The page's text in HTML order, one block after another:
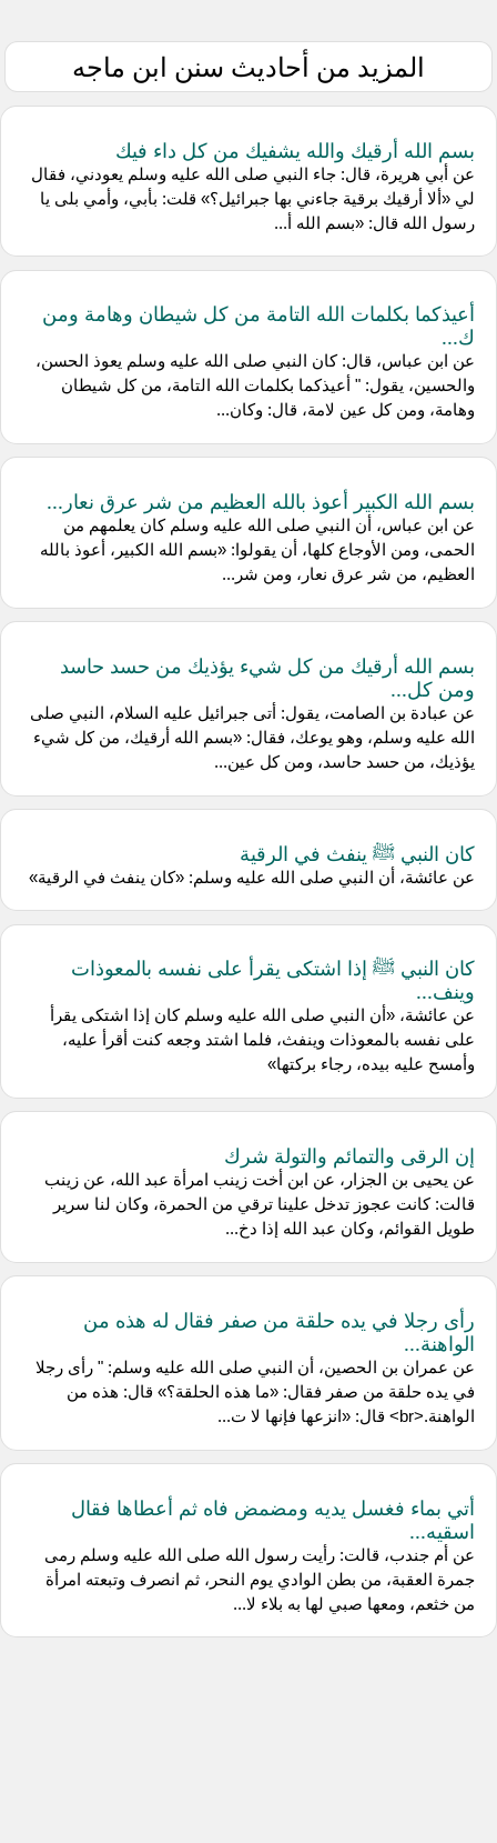
المزيد من أحاديث سنن ابن ماجه
بسم الله أرقيك والله يشفيك من كل داء فيك
عن أبي هريرة، قال: جاء النبي صلى الله عليه وسلم يعودني، فقال
لي «ألا أرقيك برقية جاءني بها جبرائيل؟» قلت: بأبي، وأمي بلى يا
رسول الله قال: «بسم الله أ...
أعيذكما بكلمات الله التامة من كل شيطان وهامة ومن
ك...
عن ابن عباس، قال: كان النبي صلى الله عليه وسلم يعوذ الحسن،
والحسين، يقول: " أعيذكما بكلمات الله التامة، من كل شيطان
وهامة، ومن كل عين لامة، قال: وكان...
بسم الله الكبير أعوذ بالله العظيم من شر عرق نعار...
عن ابن عباس، أن النبي صلى الله عليه وسلم كان يعلمهم من
الحمى، ومن الأوجاع كلها، أن يقولوا: «بسم الله الكبير، أعوذ بالله
العظيم، من شر عرق نعار، ومن شر...
بسم الله أرقيك من كل شيء يؤذيك من حسد حاسد
ومن كل...
عن عبادة بن الصامت، يقول: أتى جبرائيل عليه السلام، النبي صلى
الله عليه وسلم، وهو يوعك، فقال: «بسم الله أرقيك، من كل شيء
يؤذيك، من حسد حاسد، ومن كل عين...
كان النبي ﷺ ينفث في الرقية
عن عائشة، أن النبي صلى الله عليه وسلم: «كان ينفث في الرقية»
كان النبي ﷺ إذا اشتكى يقرأ على نفسه بالمعوذات
وينف...
عن عائشة، «أن النبي صلى الله عليه وسلم كان إذا اشتكى يقرأ
على نفسه بالمعوذات وينفث، فلما اشتد وجعه كنت أقرأ عليه،
وأمسح عليه بيده، رجاء بركتها»
إن الرقى والتمائم والتولة شرك
عن يحيى بن الجزار، عن ابن أخت زينب امرأة عبد الله، عن زينب
قالت: كانت عجوز تدخل علينا ترقي من الحمرة، وكان لنا سرير
طويل القوائم، وكان عبد الله إذا دخ...
رأى رجلا في يده حلقة من صفر فقال له هذه من
الواهنة...
عن عمران بن الحصين، أن النبي صلى الله عليه وسلم: " رأى رجلا
في يده حلقة من صفر فقال: «ما هذه الحلقة؟» قال: هذه من
الواهنة.<br> قال: «انزعها فإنها لا ت...
أتي بماء فغسل يديه ومضمض فاه ثم أعطاها فقال
اسقيه...
عن أم جندب، قالت: رأيت رسول الله صلى الله عليه وسلم رمى
جمرة العقبة، من بطن الوادي يوم النحر، ثم انصرف وتبعته امرأة
من خثعم، ومعها صبي لها به بلاء لا...